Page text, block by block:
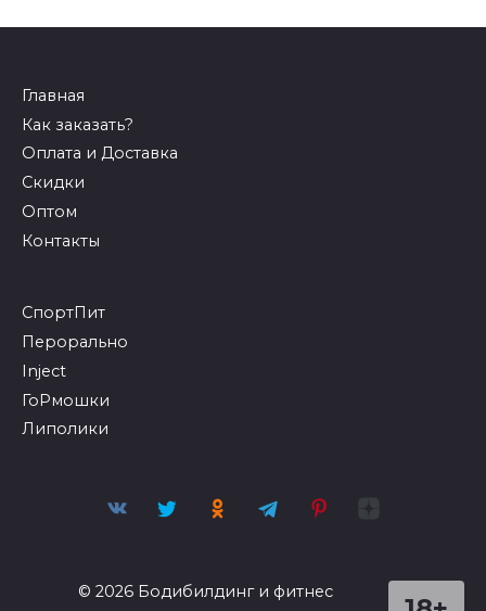
Оптом
СпортПит
Перорально
Inject
ГоРмошки
Липолики
© 2026 Бодибилдинг и фитнес